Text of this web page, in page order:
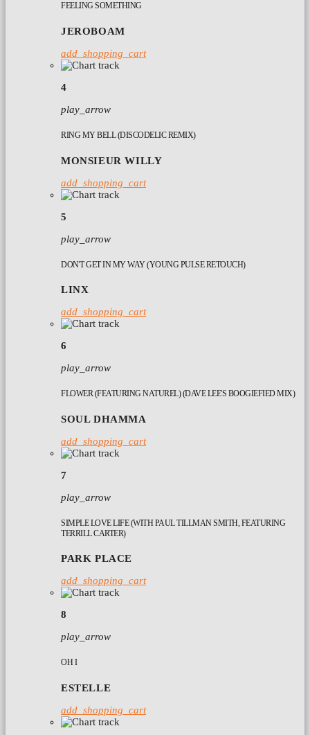
FEELING SOMETHING
JEROBOAM
add_shopping_cart
4
play_arrow
RING MY BELL (DISCODELIC REMIX)
MONSIEUR WILLY
add_shopping_cart
5
play_arrow
DON'T GET IN MY WAY (YOUNG PULSE RETOUCH)
LINX
add_shopping_cart
6
play_arrow
FLOWER (FEATURING NATUREL) (DAVE LEE'S BOOGIEFIED MIX)
SOUL DHAMMA
add_shopping_cart
7
play_arrow
SIMPLE LOVE LIFE (WITH PAUL TILLMAN SMITH, FEATURING
TERRILL CARTER)
PARK PLACE
add_shopping_cart
8
play_arrow
OH I
ESTELLE
add_shopping_cart